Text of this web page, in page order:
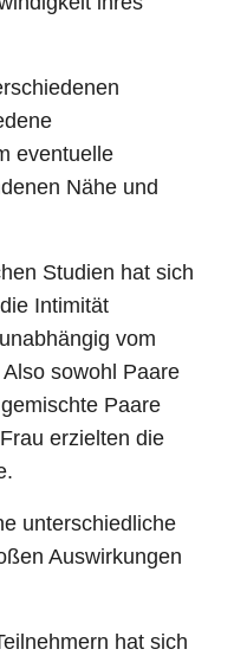
eventuelle
Nähe und
Studien hat sich
Intimität
vom
sowohl Paare
Paare
erzielten die
unterschiedliche
Auswirkungen
hat sich